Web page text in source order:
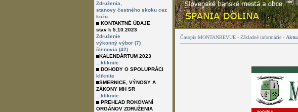
Združenia,
stanovy čestného skoku cez
kožu.
KONTAKTNÉ ÚDAJE
stav k 5.10.2023
Združenie
výkonný výbor (7)
členovia (42)
KALENDÁRTUM 2023
...kliknite
DOHODY O SPOLUPRÁCI
kliknite
SMERNICE, VÝNOSY A
ZÁKONY MH SR
...kliknite
PREHĽAD ROKOVANÍ
ORGÁNOV ZDRUŽENIA
Časopis MONTANREVUE - Základné informácie -